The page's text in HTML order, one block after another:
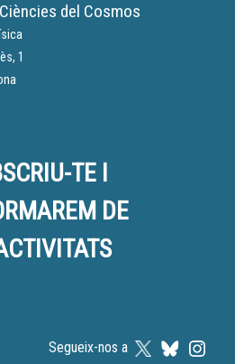
del Cosmos
1
TE I
DE
Segueix-nos a